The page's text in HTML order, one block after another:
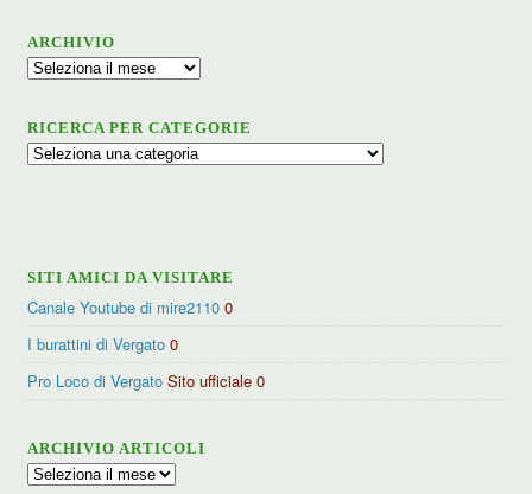
ARCHIVIO
Archivio
RICERCA PER CATEGORIE
Ricerca
SITI AMICI DA VISITARE
Canale Youtube di mire2110 0
I burattini di Vergato 0
Pro Loco di Vergato Sito ufficiale 0
ARCHIVIO ARTICOLI
Archivio